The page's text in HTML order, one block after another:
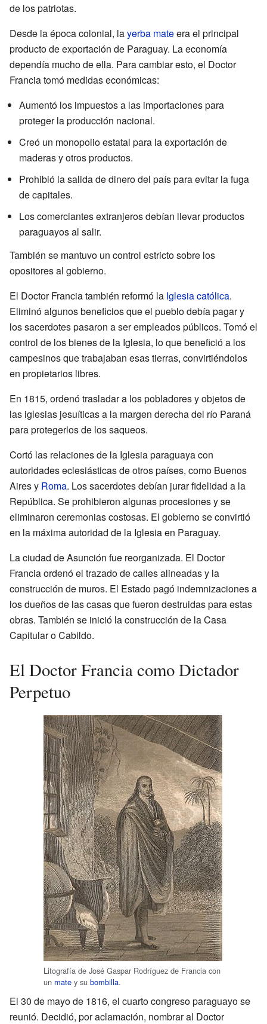
de los patriotas.
Desde la época colonial, layerba mateera el principal
producto de exportación de Paraguay. La economía
dependía mucho de ella. Para cambiar esto, el Doctor
Francia tomó medidas económicas:
Aumentó los impuestos a las importaciones para
proteger la producción nacional.
Creó un monopolio estatal para la exportación de
maderas y otros productos.
Prohibió la salida de dinero del país para evitar la fuga
de capitales.
Los comerciantes extranjeros debían llevar productos
paraguayos al salir.
También se mantuvo un control estricto sobre los
opositores al gobierno.
El Doctor Francia también reformó la Iglesia católica.
Eliminó algunos beneficios que el pueblo debía pagar y
los sacerdotes pasaron a ser empleados públicos. Tomó el
control de los bienes de la Iglesia, lo que benefició a los
campesinos que trabajaban esas tierras, convirtiéndolos
en propietarios libres.
En 1815, ordenó trasladar a los pobladores y objetos de
las iglesias jesuíticas a la margen derecha del río Paraná
para protegerlos de los saqueos.
Cortó las relaciones de la Iglesia paraguaya con
autoridades eclesiásticas de otros países, como Buenos
Aires y Roma. Los sacerdotes debían jurar fidelidad a la
República. Se prohibieron algunas procesiones y se
eliminaron ceremonias costosas. El gobierno se convirtió
en la máxima autoridad de la Iglesia en Paraguay.
La ciudad de Asunción fue reorganizada. El Doctor
Francia ordenó el trazado de calles alineadas y la
construcción de muros. El Estado pagó indemnizaciones a
los dueños de las casas que fueron destruidas para estas
obras. También se inició la construcción de la Casa
Capitular o Cabildo.
El Doctor Francia como Dictador
Perpetuo
Litografía de José Gaspar Rodríguez de Francia con
un mate y su bombilla.
El 30 de mayo de 1816, el cuarto congreso paraguayo se
reunió. Decidió, por aclamación, nombrar al Doctor